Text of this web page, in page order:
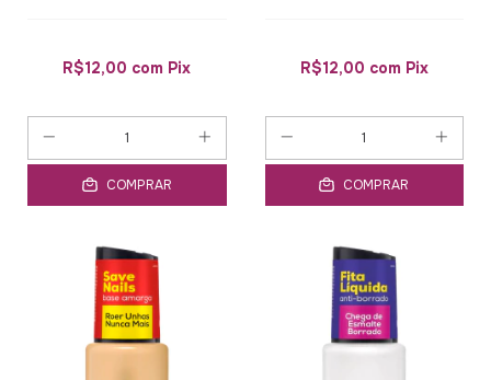
R$12,00 com Pix
COMPRAR
R$12,00 com Pix
COMPRAR